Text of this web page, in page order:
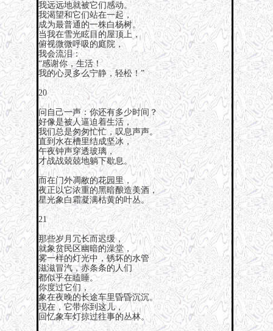
我远远地就被它们感动。
我渴望和它们站在一起，
成为最普通的一株白杨树。
当我在雪光眩目的屋顶上，
俯视微微呼吸的庭院，
我会流泪：
“感谢你，生活！
我的心灵多么宁静，轻松！”
20
问自己一声：你还有多少时间？
好像是被人逼迫着生活，
我们总是匆匆忙忙，叹息声声。
直到水在槽里结成坚冰，
午夜钟声穿透玻璃，
才战战兢兢地躺下歇息。
而在门外凋敝的花园里，
夜正以它浓重的黑暗酿造美酒，
星光象白霜凝满枯黄的叶丛。
21
那些岁月冗长而迟缓，
就象贫民区幽暗的澡堂，
雾一样的灯光中，锈坏的水管
滋滋冒汽，赤条条的人们
都似乎在瞌睡。
你度过它们，
象在夜晚的长途车里昏昏沉沉。
现在，它带你到这儿，
回忆象车灯掠过往事的丛林。